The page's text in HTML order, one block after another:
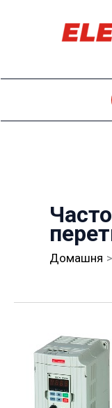
Домашня
Частотний
перетворювач
drive.0R75.S